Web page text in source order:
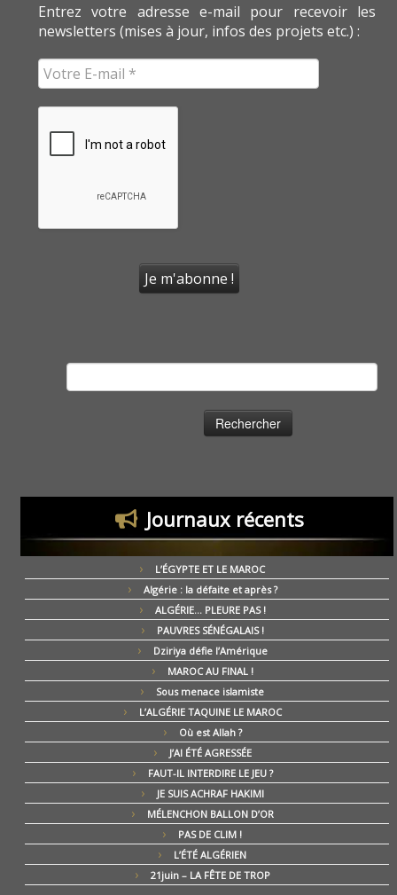
Entrez votre adresse e-mail pour recevoir les
newsletters (mises à jour, infos des projets etc.) :
Journaux récents
L’ÉGYPTE ET LE MAROC
Algérie : la défaite et après ?
ALGÉRIE… PLEURE PAS !
PAUVRES SÉNÉGALAIS !
Dziriya défie l’Amérique
MAROC AU FINAL !
Sous menace islamiste
L’ALGÉRIE TAQUINE LE MAROC
Où est Allah ?
J’AI ÉTÉ AGRESSÉE
FAUT-IL INTERDIRE LE JEU ?
JE SUIS ACHRAF HAKIMI
MÉLENCHON BALLON D’OR
PAS DE CLIM !
L’ÉTÉ ALGÉRIEN
21juin – LA FÊTE DE TROP